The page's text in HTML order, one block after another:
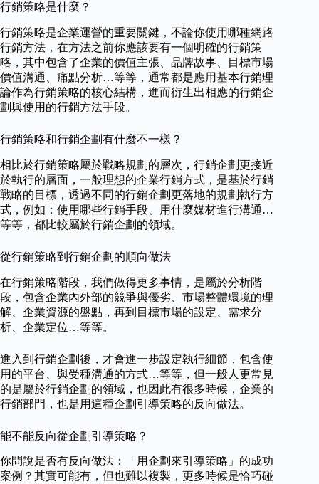
行銷策略是什麼？
行銷策略是企業運營的重要關鍵，不論你使用哪種網路
行銷方法，在方法之前你應該要有一個明確的行銷策
略，其中包含了企業的價值主張、品牌故事、目標市場
價值溝通、痛點分析…等等，通常都是應用基本行銷理
論作為行銷策略的核心結構，進而衍生出相應的行銷企
劃與使用的行銷方法手段。
行銷策略和行銷企劃有什麼不一樣？
相比於行銷策略屬於戰略規劃的層次，行銷企劃更接近
於執行的層面，一般理想的企業行銷方式，是基於行銷
戰略的目標，透過不同的行銷企劃更落地的規劃執行方
式，例如：使用哪些行銷手段、用什麼媒材進行溝通…
等等，都比較屬於行銷企劃的領域。
從行銷策略到行銷企劃的順向做法
在行銷策略階段，我們做得更多事情，是屬於分析階
段，包含企業內外部的競爭與優劣、市場整體環境的理
解、企業資源的盤點，再到目標市場的設定、需求分
析、企業定位…等等。
進入到行銷企劃後，才會進一步設定執行細節，包含使
用的平台、與受種溝通的方式…等等，但一般人更常見
的是屬於行銷企劃的領域，也因此有很多時候，企業的
行銷部門，也是用這種企劃引導策略的反向做法。
能不能反向從企劃引導策略？
你問說是否有反向做法：「用企劃來引導策略」的成功
案例？其實可能有，但也難以複製，更多時候是恰巧碰